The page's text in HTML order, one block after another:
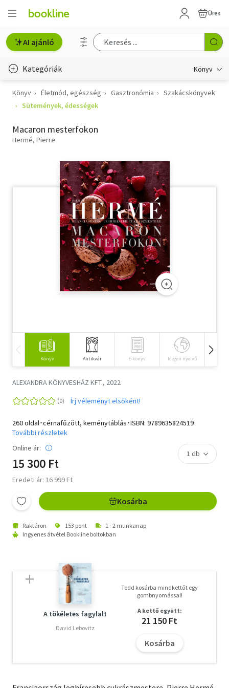
Üres
AI ajánló
Kategóriák Könyv
Életmód, egészség
Gyermek- és ifjúsági
Hobbi, szabadidő
Szótár, nyelvkönyv
Tankönyv, segédkönyv
Társadalomtudomány
Történelem
Könyv Életmód, egészség Gasztronómia
Szakácskönyvek
Sütemények, édességek
Macaron mesterfokon
Hermé, Pierre
Könyv Antikvár E-könyv Idegen nyelvű
ALEXANDRA KÖNYVESHÁZ KFT., 2022
Írj véleményt elsőként!
260 oldal･cérnafűzött, keménytáblás･ISBN: 9789635824519
További részletek
Online ár:
15 300 Ft
Eredeti ár: 16 999 Ft
Kosárba
Raktáron 153 pont
1 - 2 munkanap
Ingyenes átvétel Bookline boltokban
A tökéletes fagylalt
David Lebovitz
Tedd kosárba mindkettőt egy
gombnyomással!
A kettő együtt:
21 150 Ft
Kosárba